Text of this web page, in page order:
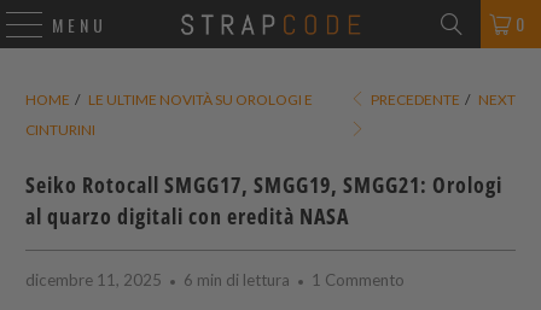
MENU 0
HOME / LE ULTIME NOVITÀ SU OROLOGI E
CINTURINI
PRECEDENTE / NEXT
Seiko Rotocall SMGG17, SMGG19, SMGG21: Orologi
al quarzo digitali con eredità NASA
dicembre 11, 2025 6 min di lettura 1 Commento